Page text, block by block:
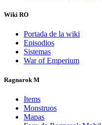
Wiki RO
Portada de la wiki
Episodios
Sistemas
War of Emperium
Ragnarok M
Items
Monstruos
Mapas